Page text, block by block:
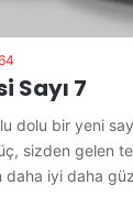
Sayı 7
dolu bir yeni
sizden gelen
daha iyi daha